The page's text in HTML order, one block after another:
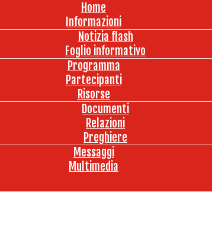
Home
Informazioni
Notizia flash
Foglio informativo
Programma
Partecipanti
Risorse
Documenti
Relazioni
Preghiere
Messaggi
Multimedia